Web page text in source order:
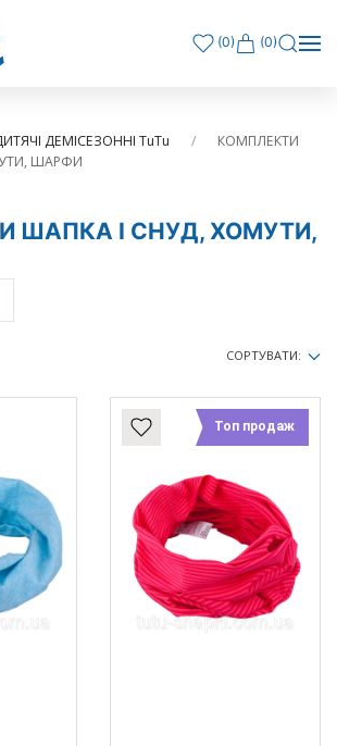
(0) (0)
ДЕМІСЕЗОННІ TuTu
КОМПЛЕКТИ
ШАРФИ
ШАПКА І СНУД, ХОМУТИ,
СОРТУВАТИ:
Топ продаж